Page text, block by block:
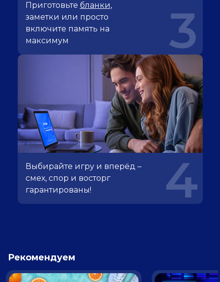
Приготовьте бланки,
заметки или просто
включите память на
максимум
3
Выбирайте игру и вперёд –
смех, спор и восторг
гарантированы!
4
Рекомендуем